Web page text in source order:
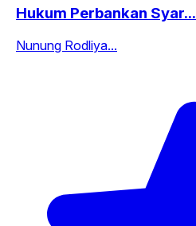
Hukum Perbankan Syar...
Nunung Rodliya...